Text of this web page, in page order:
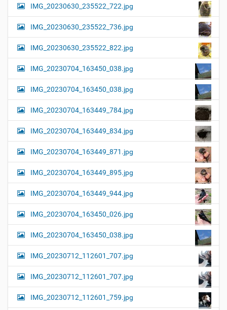
IMG_20230630_235522_722.jpg
IMG_20230630_235522_736.jpg
IMG_20230630_235522_822.jpg
IMG_20230704_163450_038.jpg
IMG_20230704_163450_038.jpg
IMG_20230704_163449_784.jpg
IMG_20230704_163449_834.jpg
IMG_20230704_163449_871.jpg
IMG_20230704_163449_895.jpg
IMG_20230704_163449_944.jpg
IMG_20230704_163450_026.jpg
IMG_20230704_163450_038.jpg
IMG_20230712_112601_707.jpg
IMG_20230712_112601_707.jpg
IMG_20230712_112601_759.jpg